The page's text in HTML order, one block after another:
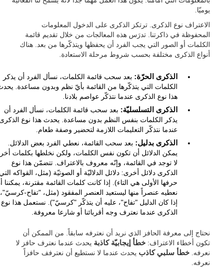
يوميّا.
الاعتراف نوع الذكرى. ترتكز الذكرى على الدخول المعلومات
المحفوظة في ذاكرتنا. تدرَس هذه المعالجات من خلال تقديم قائمة
الكلمات أو الصور التي يجب الفرد أن يحفظها ويتذكّرها من بعد. هناك
أنواع الذكرى مختلفة بحسب شروط مرحلة الاستعادة.
الذكرى الحرّة: بعد سحب قائمة الكلمات، نسأل الفرد أن يذكر
الكلمات التي يتذكّرها من القائمة بأيّ نظم وبدون مساعدة.
هذا نوع الذكرى عندما نتذكّر عواصم بلادنا.
الذكرى التسلسليّة: بعد سحب قائمة الكلمات، نسأل الفرد أن
يذكر الكلمات بنفس النظم بدون مساعدة. يحدث هذا نوع
عندما نتذكّر التعليمات اللازمة لتحضير وصفة طعام.
الذكرى بدليل: بعد سحب القائمة، نعطي الفرد بعض الدلائل.
يمكن الدلائل أن تكون نفس الكلمات، ولكن نخلطها بكلمات
لا توجد في القائمة، وإنّه معروف بالاعتراف. تتضمّن هذا نوع
الذكرى دلائل أخرى: دلائل الدلاليّة أو الصوتيّة (مثل، القواكه
حرفها الأولى هي التاء). إذا كانت كلمات القائمة مقترنة، يمكننا
نعطيه عنصراً منها ليستعيد العنصر المفقود (مثل، "تفاح-كرسيّ"،
إذا كان الدليل "تفاح"، عليه أن يتذكّر "كرسيّ"). نستعمل هذا نوع
الذكرى عندما نعترف وجه أقربائنا أو شارعا معروفة.
نحتاج إلى معرفة الحافز الذي نريد أن نعترفه سابقاً. من الممكن أن
تكون أخطاء الاعتراف:خطأ إيجابيّة كاذبة يحدث عندما نعترف حافز لا
نعرفه.خطأ سلبي كاذب يحدث عندما لا نستطيع أن نعترفف حافزاً
نعرفه.